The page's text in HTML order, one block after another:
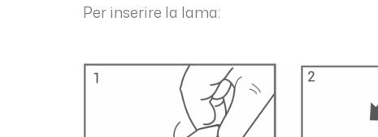
Per inserire la lama: